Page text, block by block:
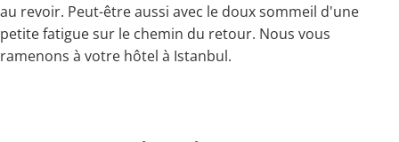
au revoir. Peut-être aussi avec le doux sommeil d'une
petite fatigue sur le chemin du retour. Nous vous
ramenons à votre hôtel à Istanbul.